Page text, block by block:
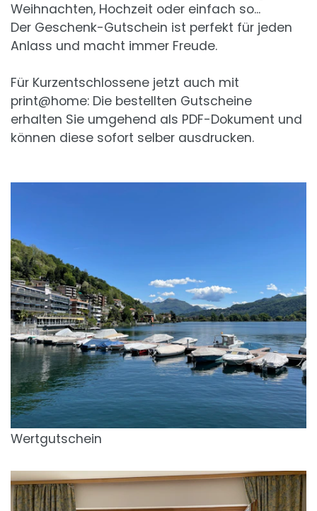
Weihnachten, Hochzeit oder einfach so...
Der Geschenk-Gutschein ist perfekt für jeden
Anlass und macht immer Freude.
Für Kurzentschlossene jetzt auch mit
print@home: Die bestellten Gutscheine
erhalten Sie umgehend als PDF-Dokument und
können diese sofort selber ausdrucken.
Wertgutschein